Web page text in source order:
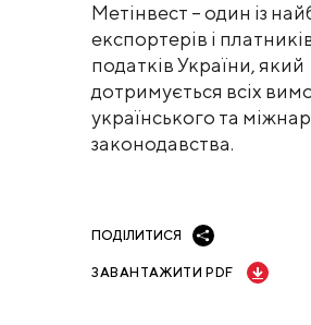
Метінвест – один із
експортерів і
податків України, який
дотримується всіх
українського та
законодавства.
ПОДІЛИТИСЯ
ЗАВАНТАЖИТИ PDF